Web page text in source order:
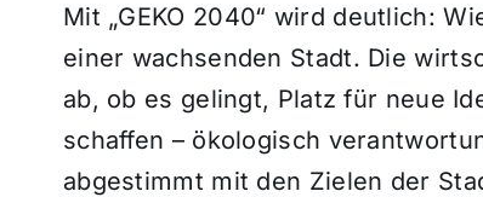
Mit „GEKO 2040“ wird deutlich:
einer wachsenden Stadt. Die
ab, ob es gelingt, Platz für neue
schaffen – ökologisch
abgestimmt mit den Zielen der